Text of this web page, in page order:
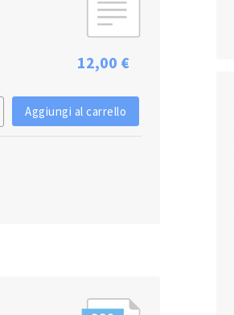
12,00 €
Aggiungi al carrello